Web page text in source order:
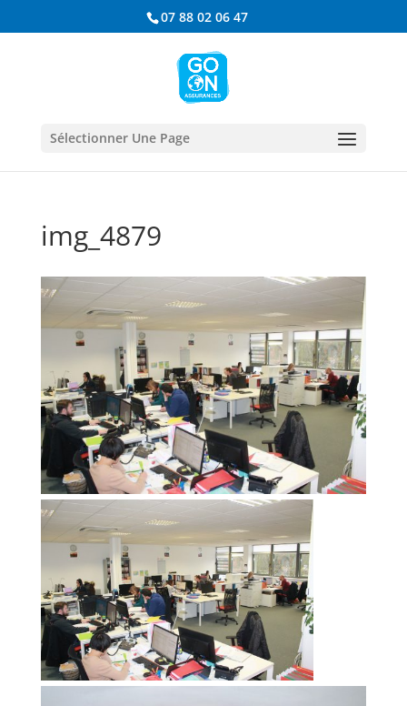
07 88 02 06 47
Sélectionner Une Page
img_4879